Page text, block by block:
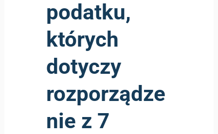
podatku,
których
dotyczy
rozporządze
nie z 7